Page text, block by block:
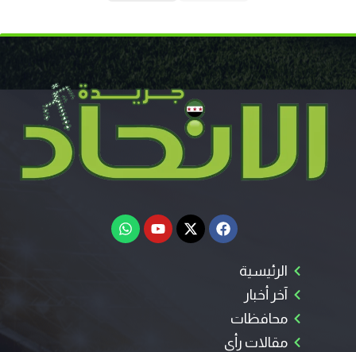
الرئيسية
آخر أخبار
محافظات
مقالات رأي